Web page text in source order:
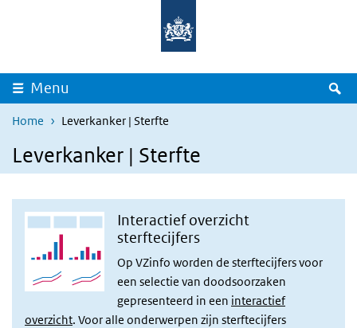
Overslaan en naar de inhoud gaan
Menu
Home Leverkanker | Sterfte
Leverkanker | Sterfte
Interactief overzicht
sterftecijfers
Op VZinfo worden de sterftecijfers voor
een selectie van doodsoorzaken
gepresenteerd in een interactief
overzicht. Voor alle onderwerpen zijn sterftecijfers